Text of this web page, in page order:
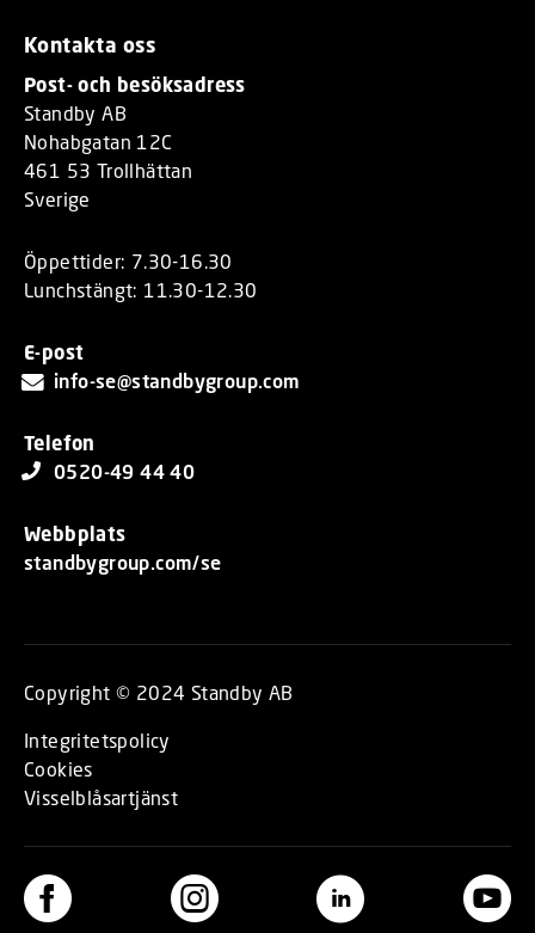
Kontakta oss
Post- och besöksadress
Standby AB
Nohabgatan 12C
461 53 Trollhättan
Sverige
Öppettider: 7.30-16.30
Lunchstängt: 11.30-12.30
E-post
info-se@standbygroup.com
Telefon
0520-49 44 40
Webbplats
standbygroup.com/se
Copyright © 2024 Standby AB
Integritetspolicy
Cookies
Visselblåsartjänst